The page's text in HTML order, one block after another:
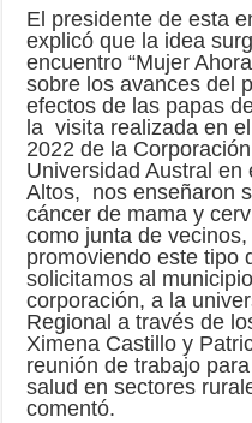
El presidente de esta
explicó que la idea
encuentro “Mujer
sobre los avances del
efectos de las papas
la visita realizada en
2022 de la
Universidad Austral en
Altos, nos enseñaron
cáncer de mama y
como junta de
promoviendo este tipo
solicitamos al
corporación, a la
Regional a través de
Ximena Castillo y
reunión de trabajo
salud en sectores
comentó.